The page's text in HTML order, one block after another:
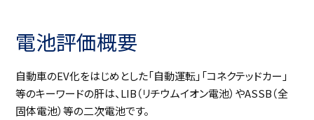
電池評価概要
自動車のEV化をはじめとした「自動運転」「コネクテッドカー」
等のキーワードの肝は、LIB（リチウムイオン電池）やASSB（全
固体電池）等の二次電池です。